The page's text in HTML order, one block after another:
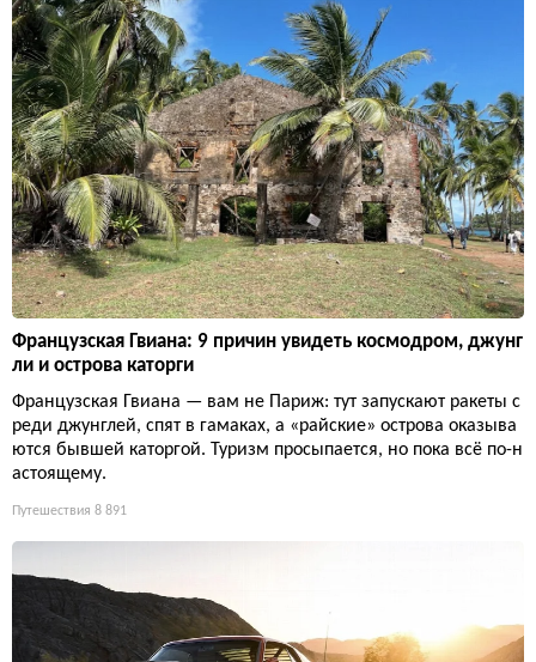
Французская Гвиана: 9 причин увидеть космодром, джунг
ли и острова каторги
Французская Гвиана — вам не Париж: тут запускают ракеты с
реди джунглей, спят в гамаках, а «райские» острова оказыва
ются бывшей каторгой. Туризм просыпается, но пока всё по-н
астоящему.
Путешествия 8 891